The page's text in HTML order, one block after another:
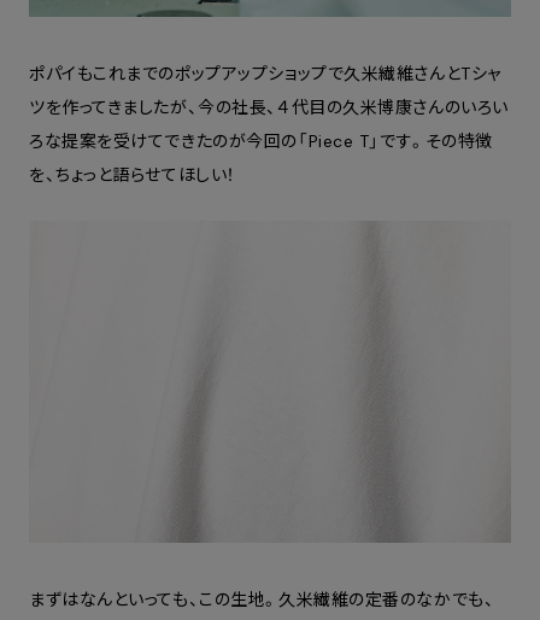
ポパイもこれまでのポップアップショップで久米繊維さんとTシャ
ツを作ってきましたが、今の社長、４代目の久米博康さんのいろい
ろな提案を受けてできたのが今回の「Piece T」です。その特徴
を、ちょっと語らせてほしい！
まずはなんといっても、この生地。久米繊維の定番のなかでも、